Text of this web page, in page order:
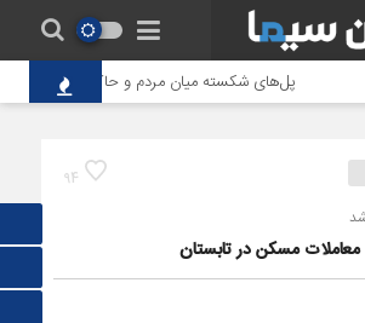
پل‌های شکسته میان مردم و حاکمیت؛ تاوانِ
94